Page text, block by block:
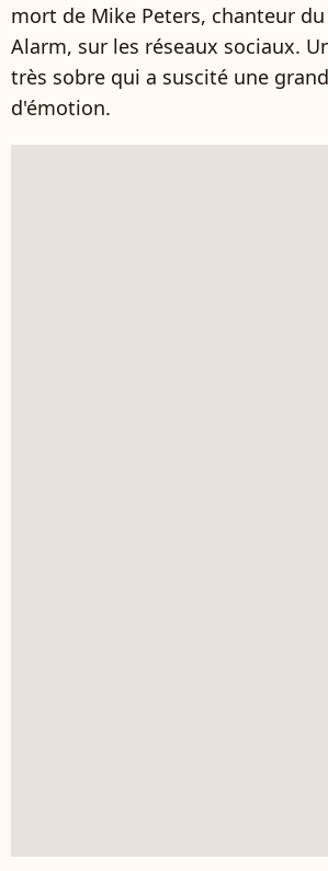
mort de Mike Peters, chanteur
Alarm, sur les réseaux sociaux.
très sobre qui a suscité une
d'émotion.